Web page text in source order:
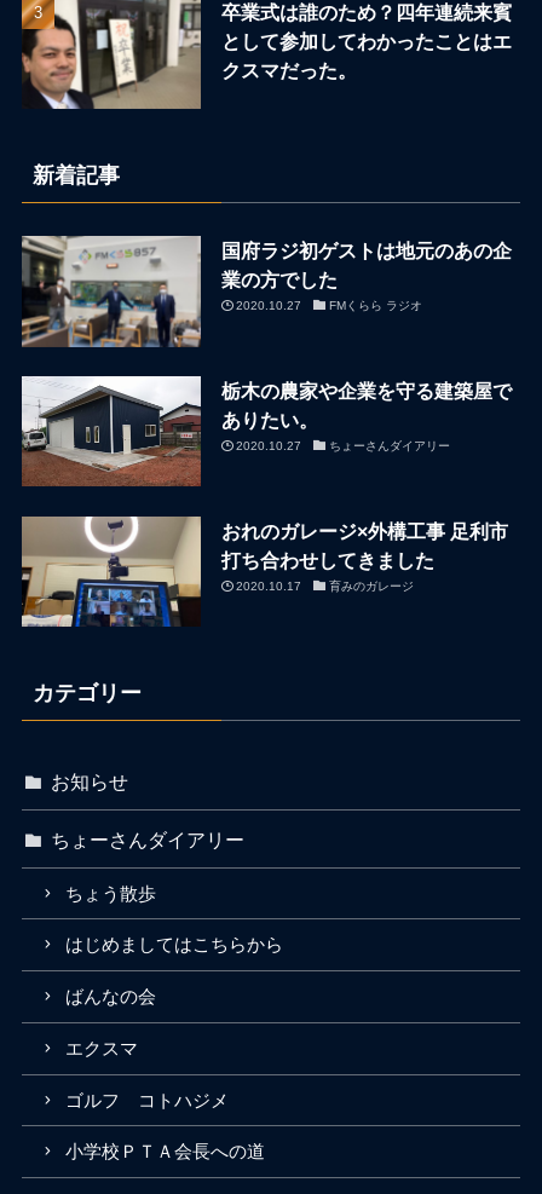
卒業式は誰のため？四年連続来賓
として参加してわかったことはエ
クスマだった。
新着記事
国府ラジ初ゲストは地元のあの企
業の方でした
2020.10.27 FMくらら ラジオ
栃木の農家や企業を守る建築屋で
ありたい。
2020.10.27 ちょーさんダイアリー
おれのガレージ×外構工事 足利市
打ち合わせしてきました
2020.10.17 育みのガレージ
カテゴリー
お知らせ
ちょーさんダイアリー
ちょう散歩
はじめましてはこちらから
ばんなの会
エクスマ
ゴルフ コトハジメ
小学校ＰＴＡ会長への道